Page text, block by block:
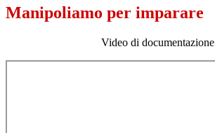
Manipoliamo per imparare
Video di documentazione